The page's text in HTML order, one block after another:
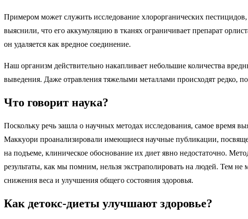
Примером может служить исследование хлорорганических
выяснили, что его аккумуляцию в тканях ограничивает препарат
он удаляется как вредное соединение.
Наш организм действительно накапливает небольшие количества
выведения. Даже отравления тяжелыми металлами происходят редко,
Что говорит наука?
Поскольку речь зашла о научных методах исследования, самое время
Маккуори проанализировали имеющиеся научные публикации,
на подъеме, клиническое обоснование их диет явно недостаточно.
результаты, как мы помним, нельзя экстраполировать на людей. Тем
снижения веса и улучшения общего состояния здоровья.
Как детокс-диеты улучшают здоровье?